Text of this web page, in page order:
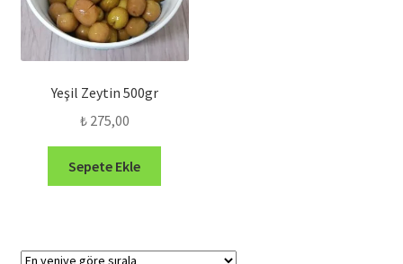
Yeşil Zeytin 500gr
₺275,00
Sepete Ekle